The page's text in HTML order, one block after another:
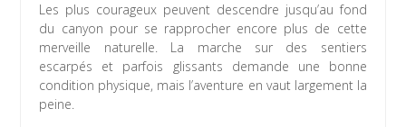
Les plus courageux peuvent descendre jusqu’au fond
du canyon pour se rapprocher encore plus de cette
merveille naturelle. La marche sur des sentiers
escarpés et parfois glissants demande une bonne
condition physique, mais l’aventure en vaut largement la
peine.